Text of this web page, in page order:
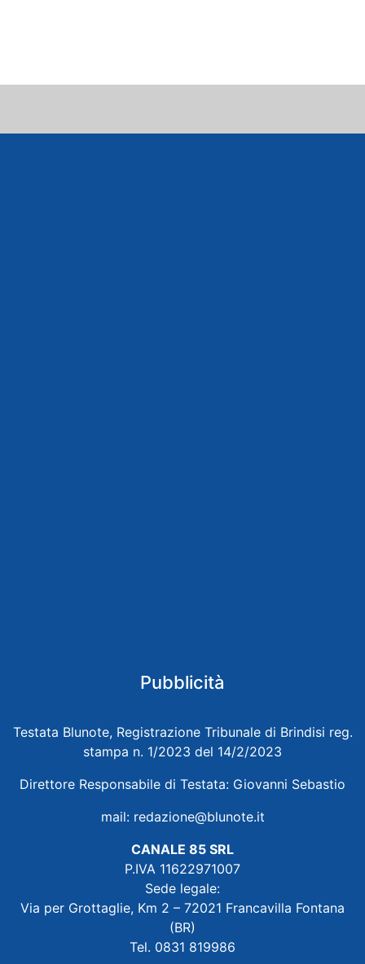
Pubblicità
Testata Blunote, Registrazione Tribunale di Brindisi reg.
stampa n. 1/2023 del 14/2/2023
Direttore Responsabile di Testata: Giovanni Sebastio
mail: redazione@blunote.it
CANALE 85 SRL
P.IVA 11622971007
Sede legale:
Via per Grottaglie, Km 2 – 72021 Francavilla Fontana
(BR)
Tel. 0831 819986